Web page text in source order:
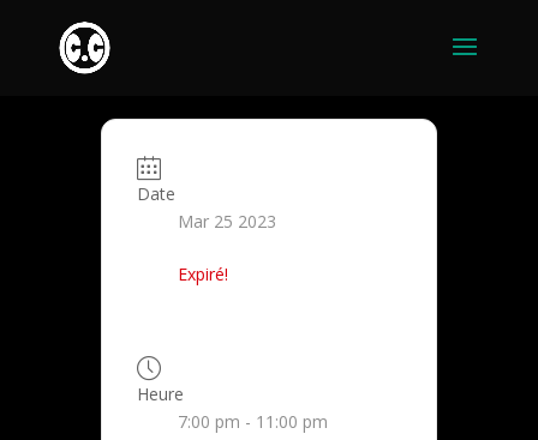
Date
Mar 25 2023
Expiré!
Heure
7:00 pm - 11:00 pm